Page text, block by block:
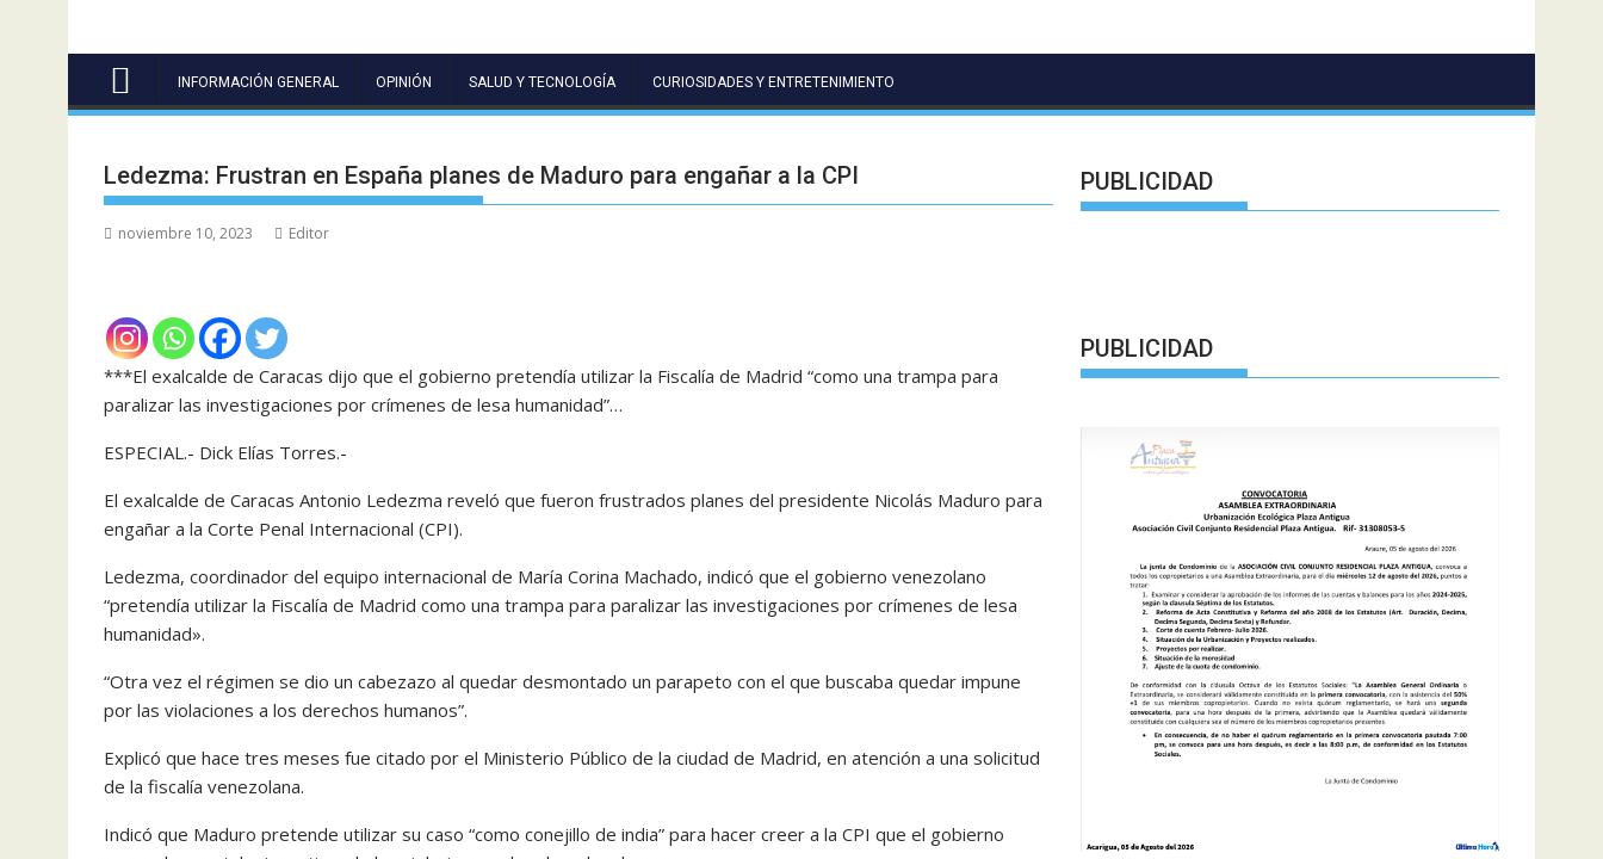
INFORMACIÓN GENERAL OPINIÓN SALUD Y TECNOLOGÍA CURIOSIDADES Y ENTRETENIMIENTO
Ledezma: Frustran en España planes de Maduro para engañar a la CPI
noviembre 10, 2023 Editor
***El exalcalde de Caracas dijo que el gobierno pretendía utilizar la Fiscalía de Madrid “como una trampa para
paralizar las investigaciones por crímenes de lesa humanidad”…
ESPECIAL.- Dick Elías Torres.-
El exalcalde de Caracas Antonio Ledezma reveló que fueron frustrados planes del presidente Nicolás Maduro para
engañar a la Corte Penal Internacional (CPI).
Ledezma, coordinador del equipo internacional de María Corina Machado, indicó que el gobierno venezolano
“pretendía utilizar la Fiscalía de Madrid como una trampa para paralizar las investigaciones por crímenes de lesa
humanidad».
“Otra vez el régimen se dio un cabezazo al quedar desmontado un parapeto con el que buscaba quedar impune
por las violaciones a los derechos humanos”.
Explicó que hace tres meses fue citado por el Ministerio Público de la ciudad de Madrid, en atención a una solicitud
de la fiscalía venezolana.
Indicó que Maduro pretende utilizar su caso “como conejillo de india” para hacer creer a la CPI que el gobierno
PUBLICIDAD
PUBLICIDAD